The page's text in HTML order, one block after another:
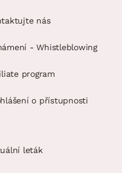
nás
- Whistleblowing
program
o přístupnosti
leták